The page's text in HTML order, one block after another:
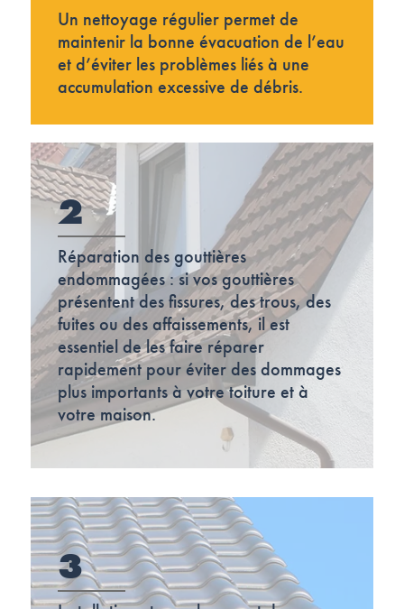
Un nettoyage régulier permet de
maintenir la bonne évacuation de l’eau
et d’éviter les problèmes liés à une
accumulation excessive de débris.
2
Réparation des gouttières
endommagées : si vos gouttières
présentent des fissures, des trous, des
fuites ou des affaissements, il est
essentiel de les faire réparer
rapidement pour éviter des dommages
plus importants à votre toiture et à
votre maison.
3